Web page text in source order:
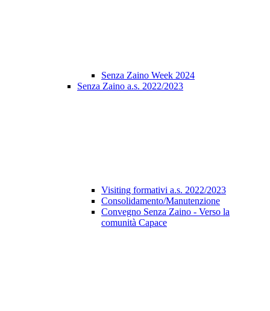
Senza Zaino Week 2024
Senza Zaino a.s. 2022/2023
Visiting formativi a.s. 2022/2023
Consolidamento/Manutenzione
Convegno Senza Zaino - Verso la
comunità Capace